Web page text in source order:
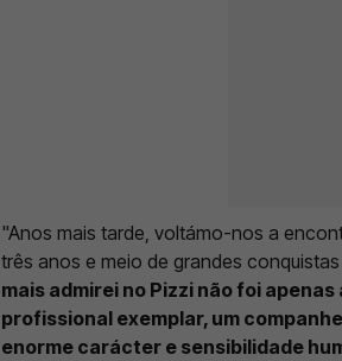
"Anos mais tarde, voltámo-nos a
três anos e meio de grandes
mais admirei no Pizzi não foi apenas
profissional exemplar, um
enorme carácter e sensibilidade